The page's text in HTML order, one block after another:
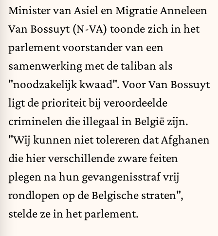
Minister van Asiel en Migratie Anneleen
Van Bossuyt (N-VA) toonde zich in het
parlement voorstander van een
samenwerking met de taliban als
"noodzakelijk kwaad". Voor Van Bossuyt
ligt de prioriteit bij veroordeelde
criminelen die illegaal in België zijn.
"Wij kunnen niet tolereren dat Afghanen
die hier verschillende zware feiten
plegen na hun gevangenisstraf vrij
rondlopen op de Belgische straten",
stelde ze in het parlement.